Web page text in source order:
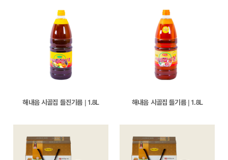
해내음 시골집 들진기름 | 1.8L 해내음 시골집 들기름 | 1.8L